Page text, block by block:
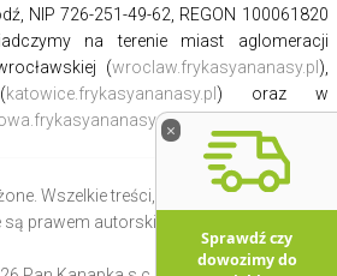
×
Sprawdź czy
dowozimy do
NIP 726-251-49-62, REGON 100061820
na terenie miast aglomeracji
(wroclaw.frykasyananasy.pl ),
katowice.frykasyananasy.pl ) oraz w
).
Wszelkie treści, zdjęcia oraz motywy
prawem autorskim i majątkowym.